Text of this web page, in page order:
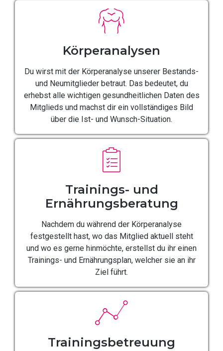
Körperanalysen
Du wirst mit der Körperanalyse unserer Bestands-
und Neumitglieder betraut. Das bedeutet, du
erhebst alle wichtigen gesundheitlichen Daten des
Mitglieds und machst dir ein vollständiges Bild
über die Ist- und Wunsch-Situation.
Trainings- und
Ernährungsberatung
Nachdem du während der Körperanalyse
festgestellt hast, wo das Mitglied aktuell steht
und wo es gerne hinmöchte, erstellst du ihr einen
Trainings- und Ernährungsplan, welcher sie an ihr
Ziel führt.
Trainingsbetreuung